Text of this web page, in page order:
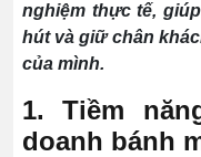
nghiệm thực tế,
hút và giữ chân
của mình.
1. Tiềm
doanh bánh